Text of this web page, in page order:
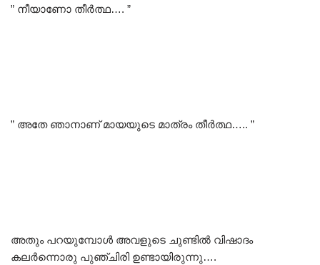
” നീയാണോ തീർത്ഥ…. ”
” അതേ ഞാനാണ് മായയുടെ മാത്രം തീർത്ഥ….. ”
അതും പറയുമ്പോൾ അവളുടെ ചുണ്ടിൽ വിഷാദം
കലർന്നൊരു പുഞ്ചിരി ഉണ്ടായിരുന്നു….